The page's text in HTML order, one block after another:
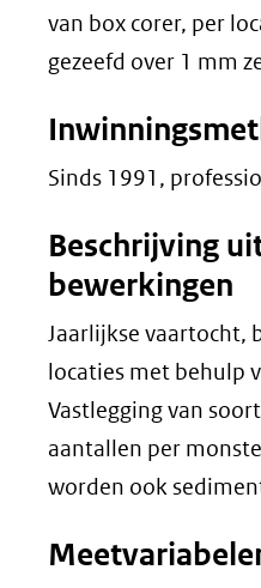
van box corer, per
gezeefd over 1 mm
Sinds 1991,
Beschrijving
bewerkingen
Jaarlijkse vaartocht,
locaties met behulp
Vastlegging van
aantallen per
worden ook